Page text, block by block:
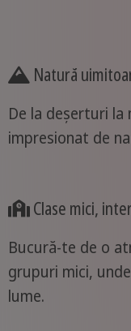
Natură
De la deșerturi la
impresionat de
Clase mici,
Bucură-te de o
grupuri mici,
lume.